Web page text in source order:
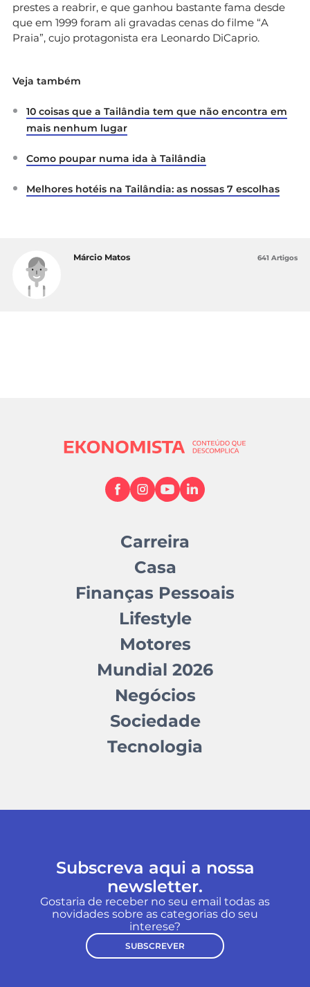
prestes a reabrir, e que ganhou bastante fama desde
que em 1999 foram ali gravadas cenas do filme “A
Praia”, cujo protagonista era Leonardo DiCaprio.
Veja também
10 coisas que a Tailândia tem que não encontra em
mais nenhum lugar
Como poupar numa ida à Tailândia
Melhores hotéis na Tailândia: as nossas 7 escolhas
Márcio Matos 641 Artigos
Carreira
Casa
Finanças Pessoais
Lifestyle
Motores
Mundial 2026
Negócios
Sociedade
Tecnologia
Subscreva aqui a nossa
newsletter.
Gostaria de receber no seu email todas as
novidades sobre as categorias do seu
interese?
SUBSCREVER